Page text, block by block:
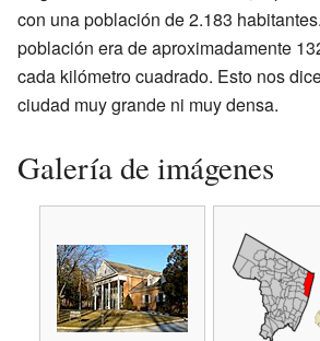
con una población de 2.183
población era de aproximadamente
cada kilómetro cuadrado. Esto nos
ciudad muy grande ni muy densa.
Galería de imágenes